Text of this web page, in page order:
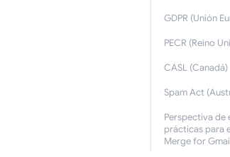
GDPR (Unión
PECR (Reino
CASL (Canadá)
Spam Act
Perspectiva de
prácticas para
Merge for